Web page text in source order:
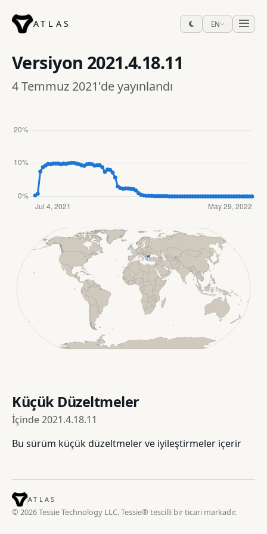
ATLAS EN
Versiyon 2021.4.18.11
4 Temmuz 2021'de yayınlandı
Küçük Düzeltmeler
İçinde2021.4.18.11
Bu sürüm küçük düzeltmeler ve iyileştirmeler içerir
ATLAS
© 2026 Tessie Technology LLC. Tessie® tescilli bir ticari markadır.